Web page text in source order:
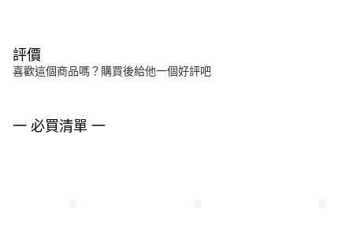
評價
喜歡這個商品嗎？購買後給他一個好評吧
一 必買清單 一